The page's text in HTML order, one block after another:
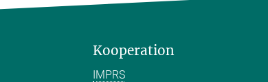
Kooperation
IMPRS